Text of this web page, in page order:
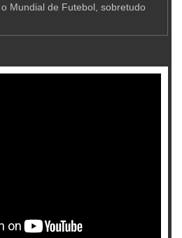
Mundial de Futebol, sobretudo